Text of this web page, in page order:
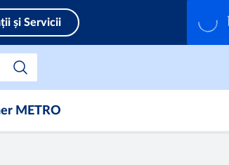
și Servicii
METRO